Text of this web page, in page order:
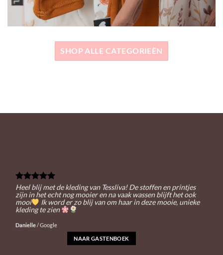
SHOP ALLE CATEGORIEËN
Heel blij met de kleding van Tessliva! De stoffen en printjes
zijn in het echt nog mooier en na vaak wassen blijft het ook
mooi
Ik word er zo blij van om haar in deze mooie, unieke
kleding te zien
Danielle/Google
NAAR GASTENBOEK